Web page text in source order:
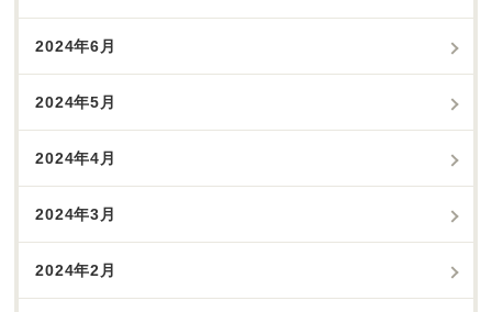
2024年6月
2024年5月
2024年4月
2024年3月
2024年2月